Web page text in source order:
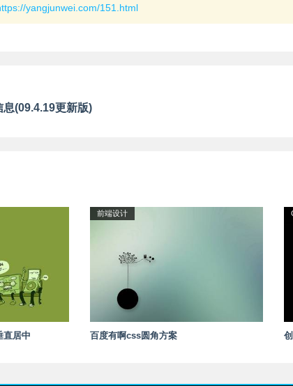
yangjunwei.com/151.html
(09.4.19更新版)
直居中
前端设计
百度有啊css圆角方案